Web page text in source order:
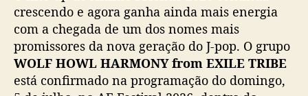
c
g
a
a
crescendo e agora ganha ainda mais energia
com a chegada de um dos nomes mais
promissores da nova geração do J-pop. O grupo
WOLF HOWL HARMONY from EXILE TRIBE
está confirmado na programação do domingo,